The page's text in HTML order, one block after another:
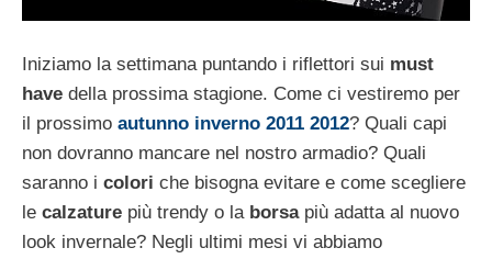
Iniziamo la settimana puntando i riflettori sui must
have della prossima stagione. Come ci vestiremo per
il prossimo autunno inverno 2011 2012? Quali capi
non dovranno mancare nel nostro armadio? Quali
saranno i colori che bisogna evitare e come scegliere
le calzature più trendy o la borsapiù adatta al nuovo
look invernale? Negli ultimi mesi vi abbiamo